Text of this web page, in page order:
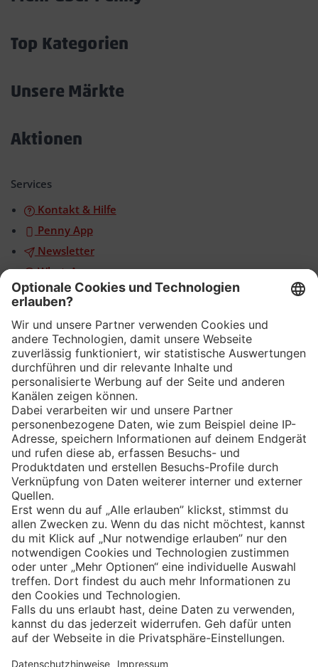
Top Kategorien
Unsere Märkte
Aktionen
Services
Kontakt & Hilfe
Penny App
Newsletter
WhatsApp
App
Eishockey
Impressum